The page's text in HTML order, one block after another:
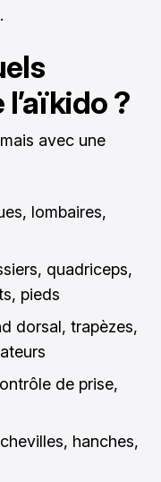
?
avec une
lombaires,
quadriceps,
pieds
dorsal, trapèzes,
de prise,
hanches,